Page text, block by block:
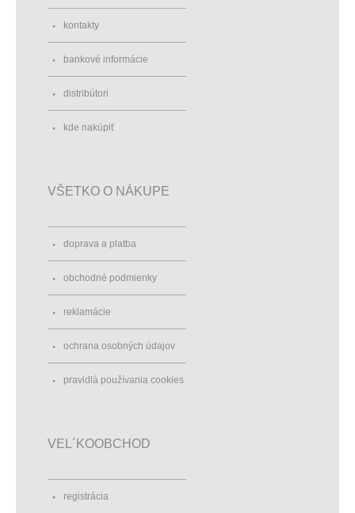
kontakty
bankové informácie
distribútori
kde nakúpiť
VŠETKO O NÁKUPE
doprava a platba
obchodné podmienky
reklamácie
ochrana osobných údajov
pravidlá používania cookies
VEL´KOOBCHOD
registrácia